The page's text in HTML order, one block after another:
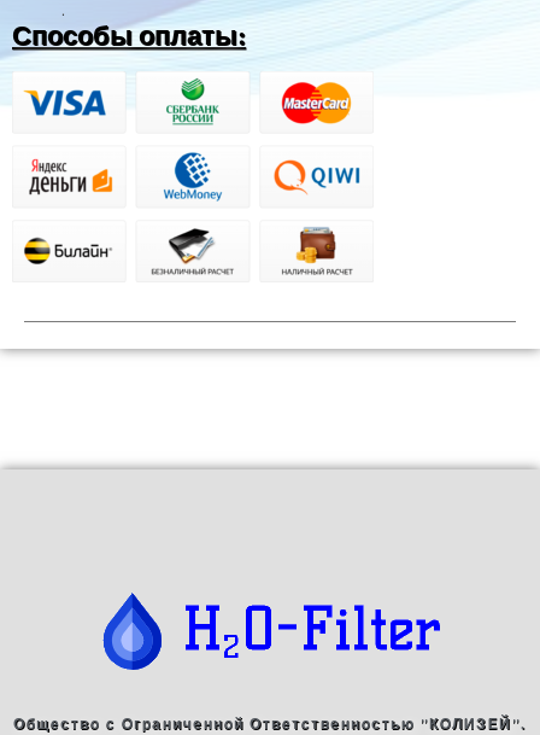
.
Способы оплаты:
Общество с Ограниченной Ответственностью "КОЛИЗЕЙ".